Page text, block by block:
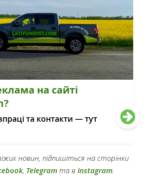
на сайті
та контакти — тут
новин, підпишіться на сторінки
, Telegram та в Instagram.